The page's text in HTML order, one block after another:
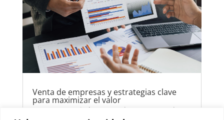
Venta de empresas y estrategias clave
para maximizar el valor
META Capital Partners |
|